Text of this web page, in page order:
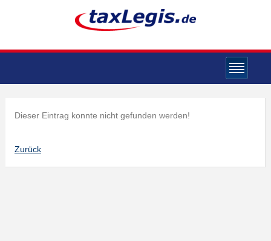
Dieser Eintrag konnte nicht gefunden werden!
Zurück